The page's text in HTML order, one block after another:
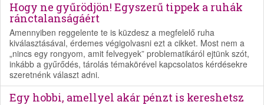
Hogy ne gyűrödjön! Egyszerű tippek a ruhák
ránctalanságáért
Amennyiben reggelente te is küzdesz a megfelelő ruha
kiválasztásával, érdemes végigolvasni ezt a cikket. Most nem a
„nincs egy rongyom, amit felvegyek” problematikáról ejtünk szót,
inkább a gyűrődés, tárolás témakörével kapcsolatos kérdésekre
szeretnénk választ adni.
Egy hobbi, amellyel akár pénzt is kereshetsz